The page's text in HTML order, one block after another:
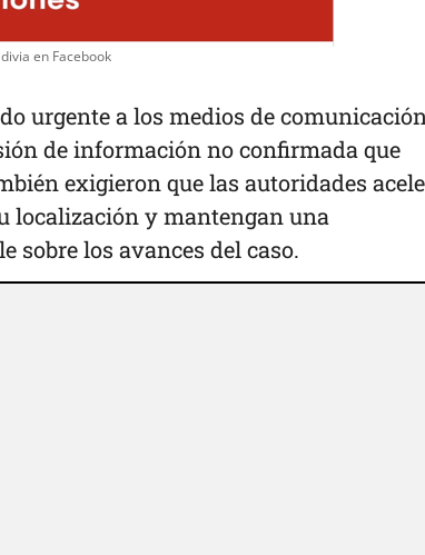
en Facebook
urgente a los medios de
de información no confirmada que
exigieron que las autoridades
localización y mantengan una
sobre los avances del caso.